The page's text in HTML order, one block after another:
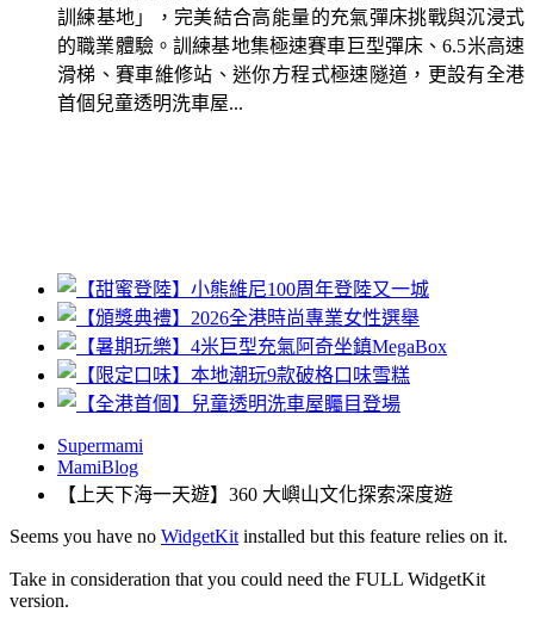
訓練基地」，完美結合高能量的充氣彈床挑戰與沉浸式
的職業體驗。訓練基地集極速賽車巨型彈床、6.5米高速
滑梯、賽車維修站、迷你方程式極速隧道，更設有全港
首個兒童透明洗車屋...
Supermami
MamiBlog
【上天下海一天遊】360 大嶼山文化探索深度遊
Seems you have no WidgetKit installed but this feature relies on it.
Take in consideration that you could need the FULL WidgetKit
version.